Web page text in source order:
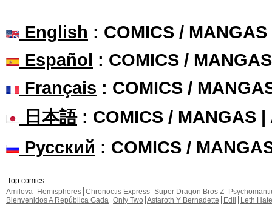
English : COMICS /
Español : COMICS /
Français : COMICS /
日本語: COMICS / MANGAS |
Русский : COMICS /
Top comics
Amilova
Hemispheres Chronoctis Express Super Dragon Bros Z
Bienvenidos A República Gada Only Two Astaroth Y Bernadette Edil
Leth Hate